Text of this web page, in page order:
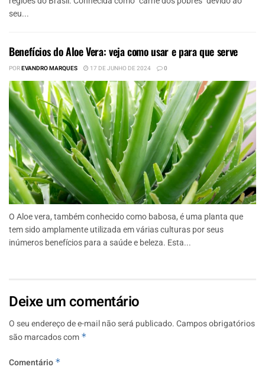
seu...
Benefícios do Aloe Vera: veja como usar e para que serve
POREVANDRO MARQUES 17 DE JUNHO DE 2024 0
O Aloe vera, também conhecido como babosa, é uma planta que
tem sido amplamente utilizada em várias culturas por seus
inúmeros benefícios para a saúde e beleza. Esta...
Deixe um comentário
O seu endereço de e-mail não será publicado.Campos obrigatórios
são marcados com *
Comentário *